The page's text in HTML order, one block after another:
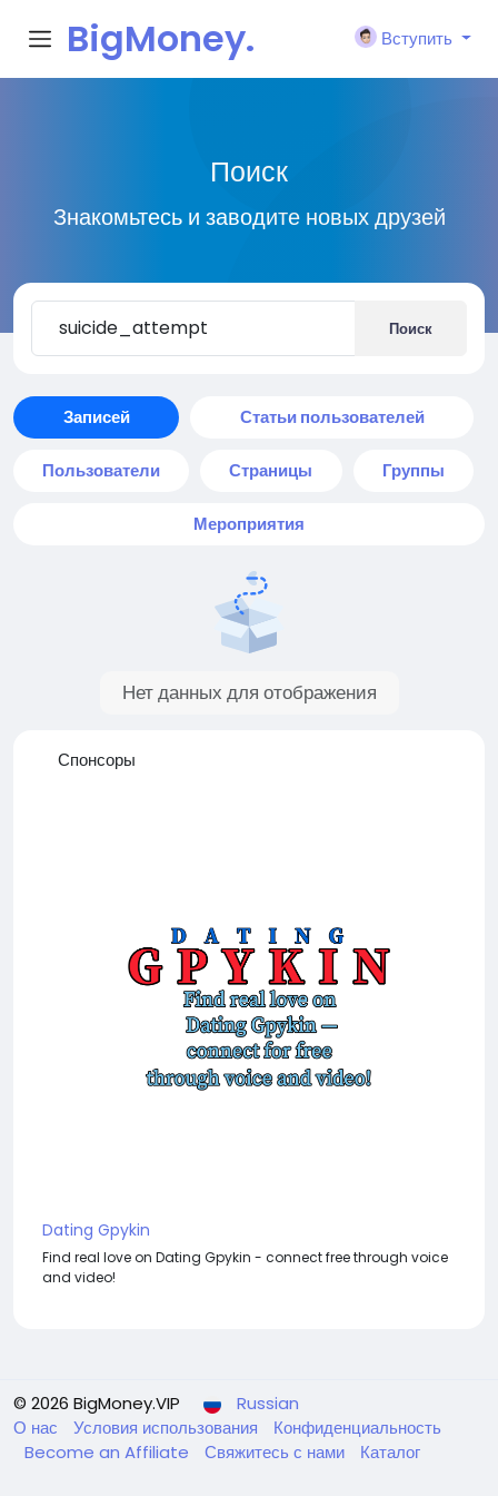
BigMoney.
Вступить
Поиск
Знакомьтесь и заводите новых друзей
Поиск
Записей Статьи пользователей
Пользователи Страницы Группы
Мероприятия
Нет данных для отображения
Спонсоры
Dating Gpykin
Find real love on Dating Gpykin - connect free through voice
and video!
© 2026 BigMoney.VIP
Russian
О нас
Условия использования
Конфиденциальность
Become an Affiliate
Свяжитесь с нами Каталог